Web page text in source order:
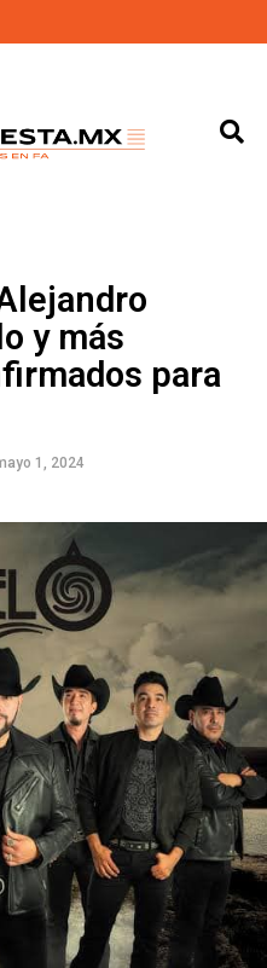
y más
para
1, 2024